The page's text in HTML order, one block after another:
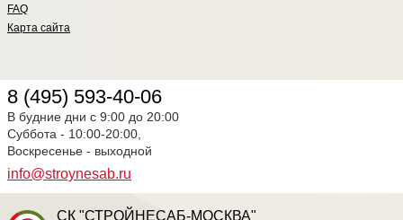
FAQ
Карта сайта
8 (495) 593-40-06
В будние дни с 9:00 до 20:00
Суббота - 10:00-20:00,
Воскресенье - выходной
info@stroynesab.ru
СК "СТРОЙНЕСАБ-МОСКВА"